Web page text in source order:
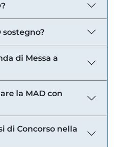
sostegno?
di Messa a
la MAD con
di Concorso nella